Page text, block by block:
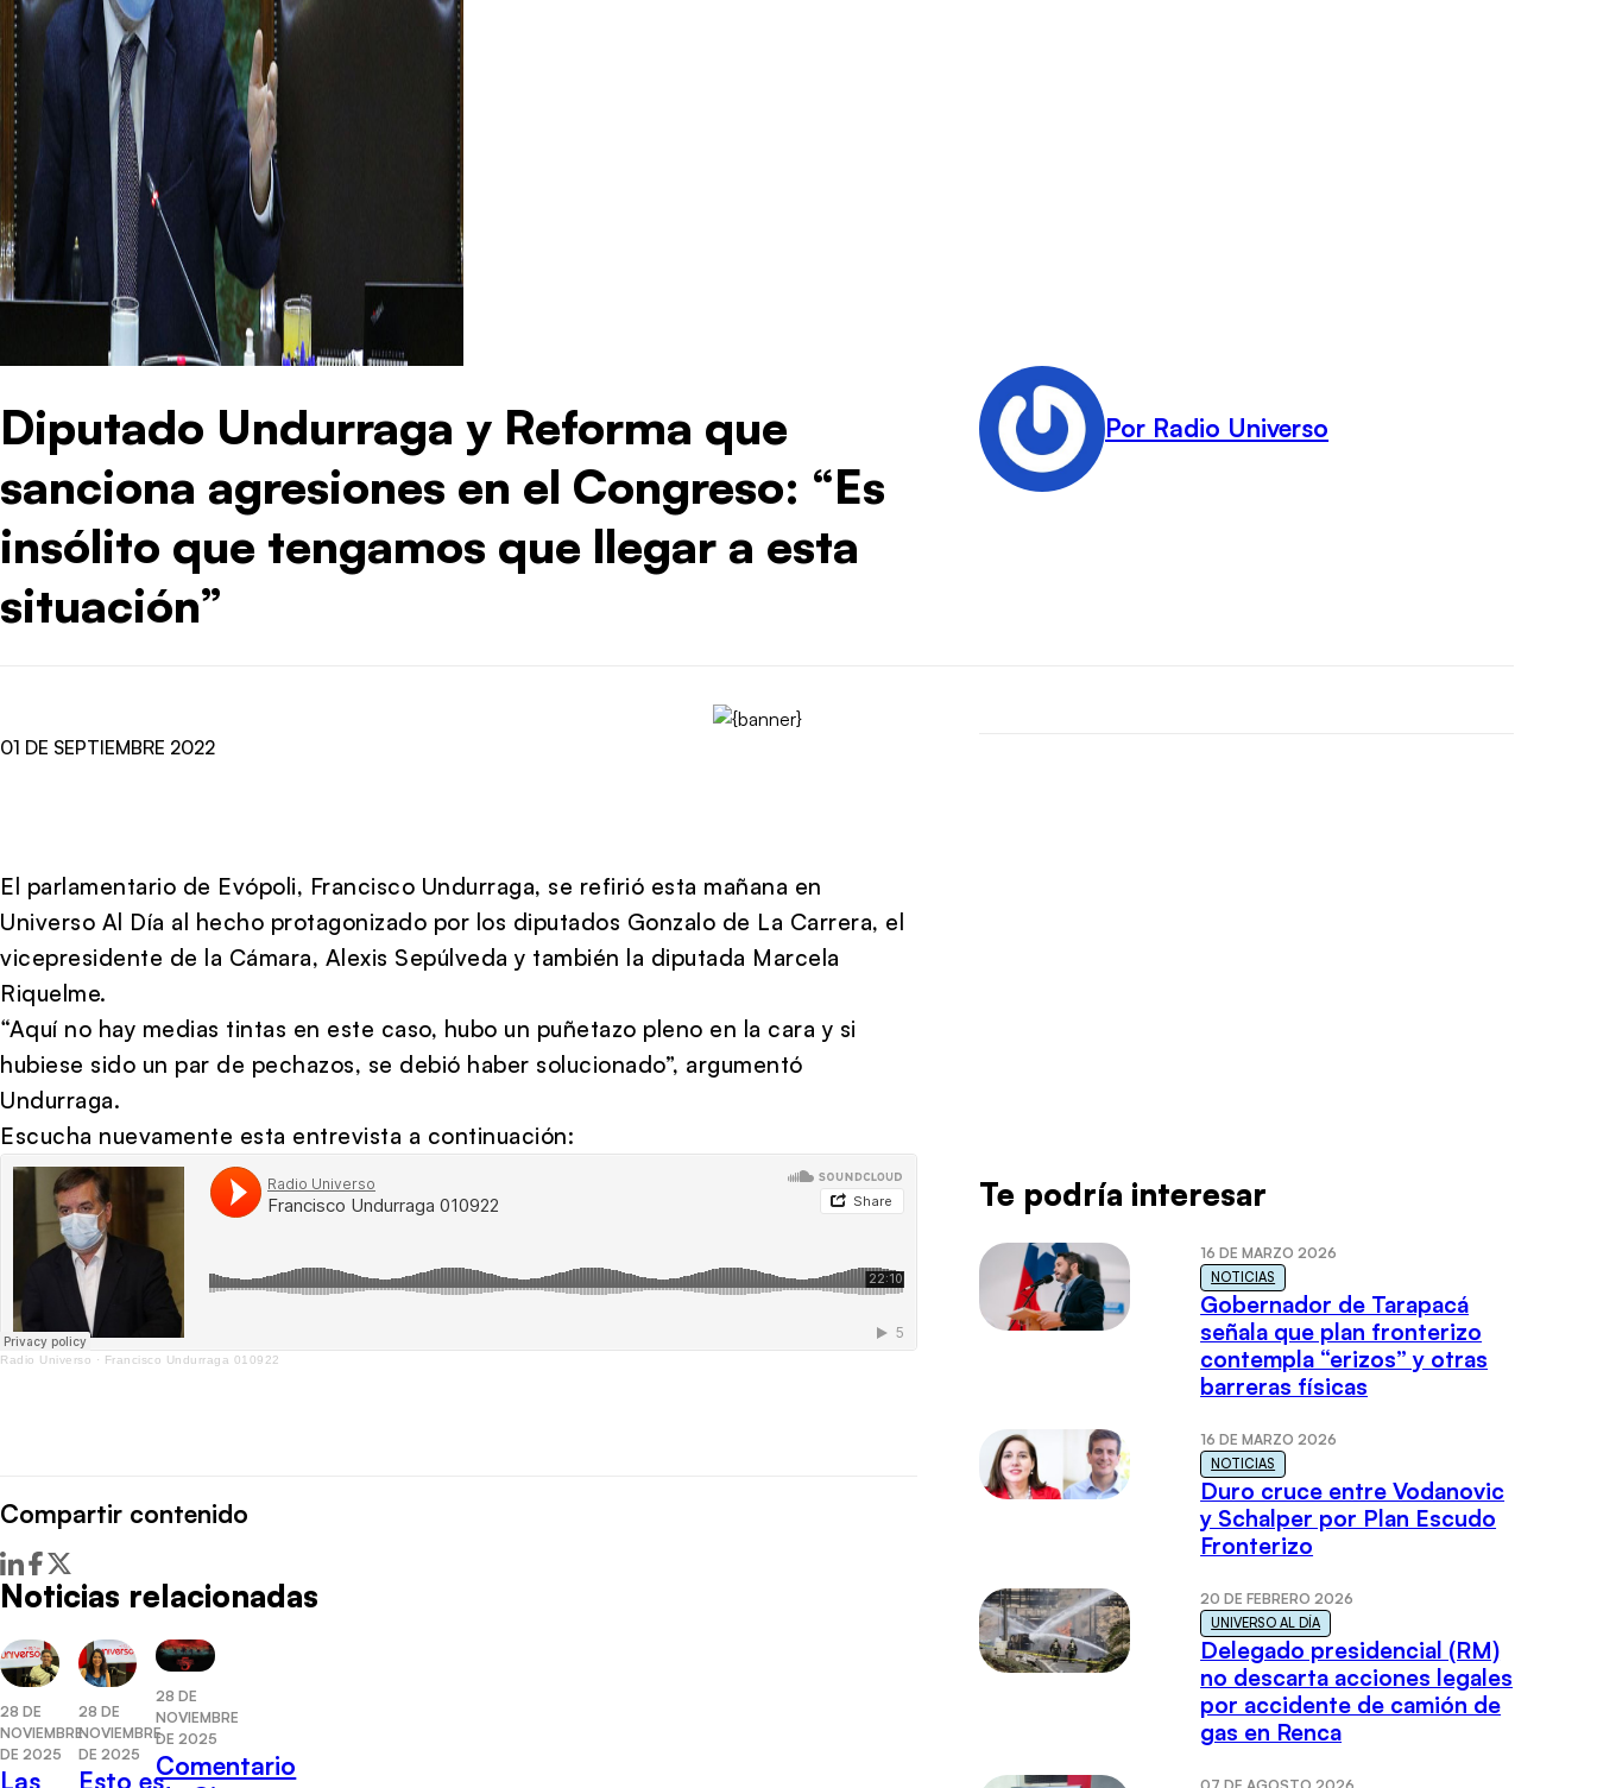
Diputado Undurraga y Reforma que
sanciona agresiones en el Congreso: “Es
insólito que tengamos que llegar a esta
situación”
Por Radio Universo
01 DE SEPTIEMBRE 2022
El parlamentario de Evópoli, Francisco Undurraga, se refirió esta mañana en
Universo Al Día al hecho protagonizado por los diputados Gonzalo de La Carrera, el
vicepresidente de la Cámara, Alexis Sepúlveda y también la diputada Marcela
Riquelme.
“Aquí no hay medias tintas en este caso, hubo un puñetazo pleno en la cara y si
hubiese sido un par de pechazos, se debió haber solucionado”, argumentó
Undurraga.
Escucha nuevamente esta entrevista a continuación:
Radio Universo · Francisco Undurraga 010922
Compartir contenido
Noticias relacionadas
28 DE
NOVIEMBRE
DE 2025
Las
28 DE
NOVIEMBRE
DE 2025
Esto es
28 DE
NOVIEMBRE
DE 2025
Comentario
Te podría interesar
16 DE MARZO 2026
NOTICIAS
Gobernador de Tarapacá
señala que plan fronterizo
contempla “erizos” y otras
barreras físicas
16 DE MARZO 2026
NOTICIAS
Duro cruce entre Vodanovic
y Schalper por Plan Escudo
Fronterizo
20 DE FEBRERO 2026
UNIVERSO AL DÍA
Delegado presidencial (RM)
no descarta acciones legales
por accidente de camión de
gas en Renca